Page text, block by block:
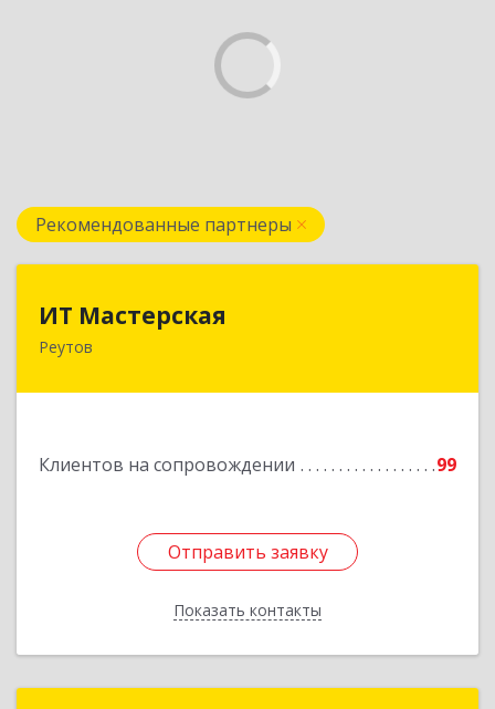
Рекомендованные партнеры
ИТ Мастерская
Реутов
Клиентов на сопровождении 99
Отправить заявку
Показать контакты
Отправить заявку
Назад